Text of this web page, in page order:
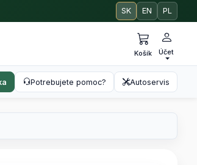
SK EN PL
Košík Účet
Potrebujete pomoc? Autoservis